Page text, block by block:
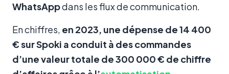
WhatsAppdans les flux de communication.
En chiffres, en 2023, une dépense de 14 400
€ sur Spoki a conduit à des commandes
d’une valeur totale de 300 000 € de chiffre